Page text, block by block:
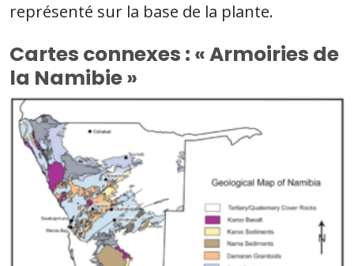
représenté sur la base de la plante.
Cartes connexes : « Armoiries de
la Namibie »